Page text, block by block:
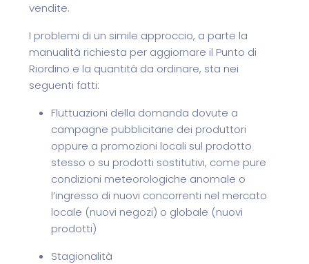
vendite.
I problemi di un simile approccio, a parte la
manualità richiesta per aggiornare il Punto di
Riordino e la quantità da ordinare, sta nei
seguenti fatti:
Fluttuazioni della domanda dovute a
campagne pubblicitarie dei produttori
oppure a promozioni locali sul prodotto
stesso o su prodotti sostitutivi, come pure
condizioni meteorologiche anomale o
l’ingresso di nuovi concorrenti nel mercato
locale (nuovi negozi) o globale (nuovi
prodotti)
Stagionalità